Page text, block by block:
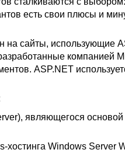
есть свои плюсы и
на сайты, использующие
компанией
ASP.NET
являющегося основой
Windows Server